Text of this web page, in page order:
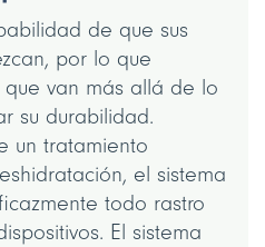
de que sus
por lo que
van más allá de lo
su durabilidad.
un tratamiento
el sistema
todo rastro
El sistema